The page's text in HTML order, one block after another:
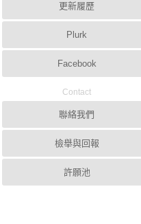
更新履歷
Plurk
Facebook
Contact
聯絡我們
檢舉與回報
許願池